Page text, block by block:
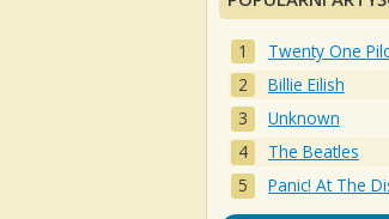
Twenty One
Billie Eilish
Unknown
The Beatles
Panic! At The